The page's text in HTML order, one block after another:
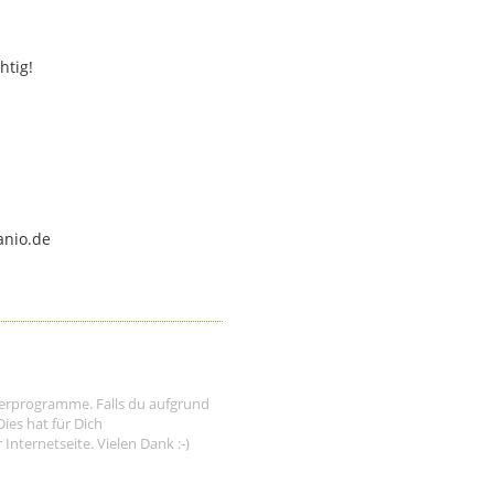
Falls du aufgrund
hat für Dich
Vielen Dank :-)